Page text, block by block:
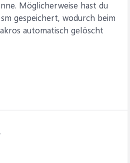
Möglicherweise hast du
gespeichert, wodurch beim
automatisch gelöscht